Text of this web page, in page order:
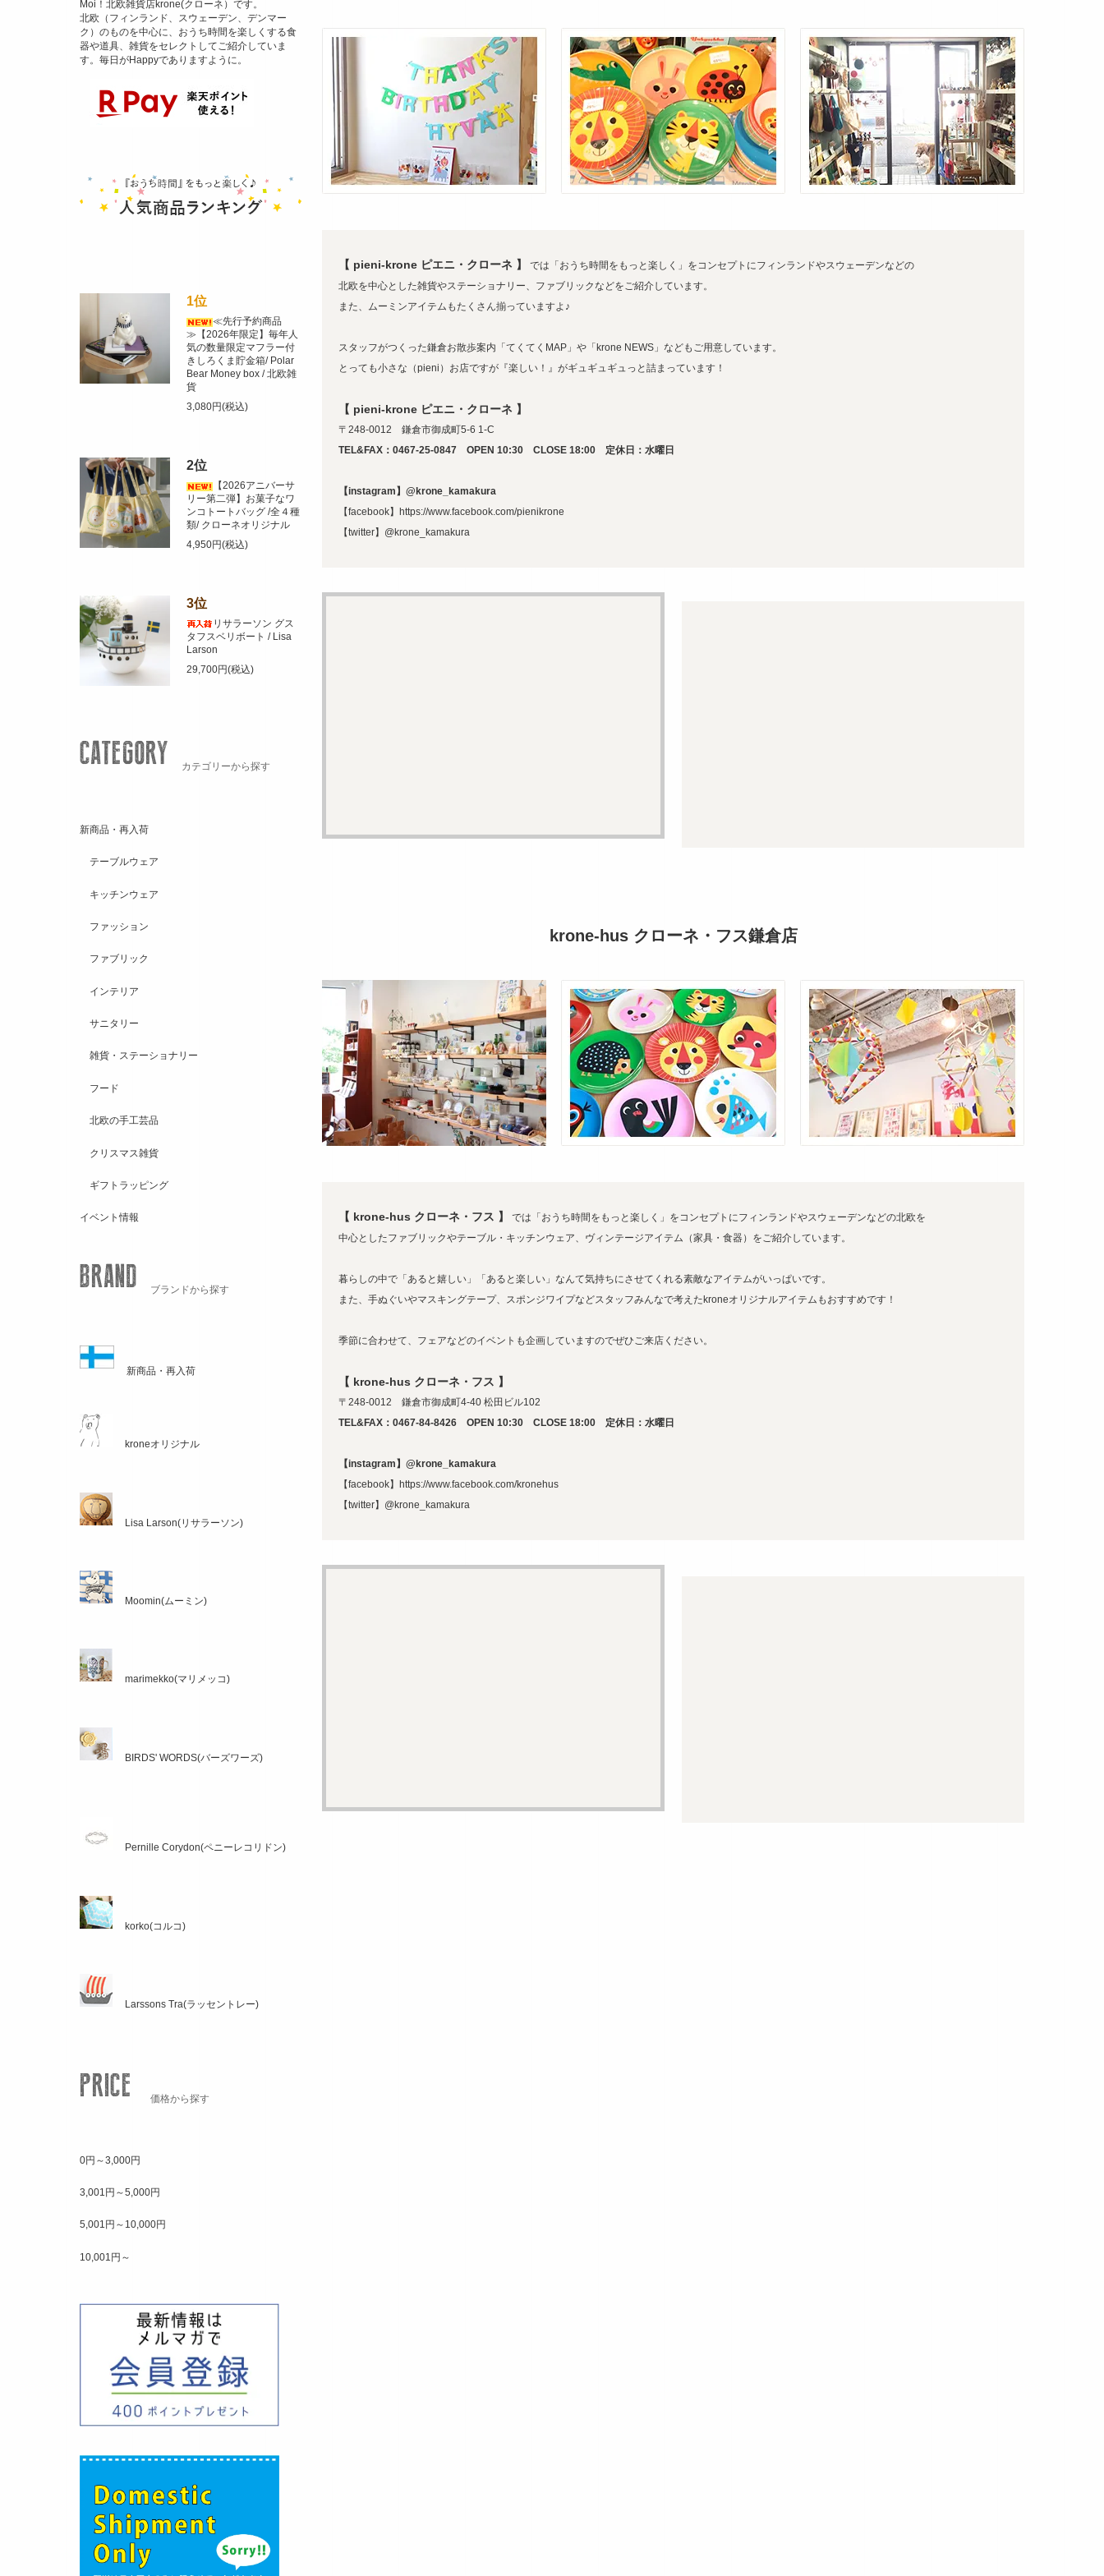
【 pieni-krone ピエニ・クローネ 】
では「おうち時間をもっと楽しく」をコンセプトにフィンランドやスウェーデンなどの
北欧を中心とした雑貨やステーショナリー、ファブリックなどをご紹介しています。
また、ムーミンアイテムもたくさん揃っていますよ♪
スタッフがつくった鎌倉お散歩案内「てくてくMAP」や「krone NEWS」などもご用意しています。
とっても小さな（pieni）お店ですが『楽しい！』がギュギュギュっと詰まっています！
【 pieni-krone ピエニ・クローネ 】
〒248-0012 鎌倉市御成町5-6 1-C
TEL&FAX：0467-25-0847 OPEN 10:30 CLOSE 18:00 定休日：水曜日
【instagram】@krone_kamakura
【facebook】https://www.facebook.com/pienikrone
【twitter】@krone_kamakura
krone-hus クローネ・フス鎌倉店
【 krone-hus クローネ・フス 】
では「おうち時間をもっと楽しく」をコンセプトにフィンランドやスウェーデンなどの北欧を
中心としたファブリックやテーブル・キッチンウェア、ヴィンテージアイテム（家具・食器）をご紹介しています。
暮らしの中で「あると嬉しい」「あると楽しい」なんて気持ちにさせてくれる素敵なアイテムがいっぱいです。
また、手ぬぐいやマスキングテープ、スポンジワイプなどスタッフみんなで考えたkroneオリジナルアイテムもおすすめです！
季節に合わせて、フェアなどのイベントも企画していますのでぜひご来店ください。
【 krone-hus クローネ・フス 】
〒248-0012 鎌倉市御成町4-40 松田ビル102
TEL&FAX：0467-84-8426 OPEN 10:30 CLOSE 18:00 定休日：水曜日
【instagram】@krone_kamakura
【facebook】https://www.facebook.com/kronehus
【twitter】@krone_kamakura
Moi！北欧雑貨店krone(クローネ）です。
北欧（フィンランド、スウェーデン、デンマー
ク）のものを中心に、おうち時間を楽しくする食
器や道具、雑貨をセレクトしてご紹介していま
す。毎日がHappyでありますように。
1位
≪先行予約商品
≫【2026年限定】毎年人
気の数量限定マフラー付
きしろくま貯金箱/ Polar
Bear Money box / 北欧雑
貨
3,080円(税込)
2位
【2026アニバーサ
リー第二弾】お菓子なワ
ンコトートバッグ /全４種
類/ クローネオリジナル
4,950円(税込)
3位
リサラーソン グス
タフスベリボート / Lisa
Larson
29,700円(税込)
カテゴリーから探す
新商品・再入荷
テーブルウェア
キッチンウェア
ファッション
ファブリック
インテリア
サニタリー
雑貨・ステーショナリー
フード
北欧の手工芸品
クリスマス雑貨
ギフトラッピング
イベント情報
ブランドから探す
新商品・再入荷
kroneオリジナル
Lisa Larson(リサラーソン)
Moomin(ムーミン)
marimekko(マリメッコ)
BIRDS' WORDS(バーズワーズ)
Pernille Corydon(ペニーレコリドン)
korko(コルコ)
Larssons Tra(ラッセントレー)
価格から探す
0円～3,000円
3,001円～5,000円
5,001円～10,000円
10,001円～